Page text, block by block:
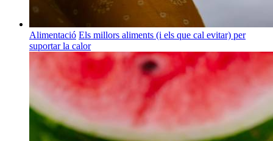
Alimentació Els millors aliments (i els que cal evitar) per
suportar la calor